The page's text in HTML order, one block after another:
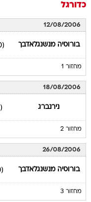
כדורגל
12/08/2006
בורוסיה מנשנגלאדבך (0)
מחזור 1
18/08/2006
נירנברג (1)
מחזור 2
26/08/2006
בורוסיה מנשנגלאדבך (0)
מחזור 3